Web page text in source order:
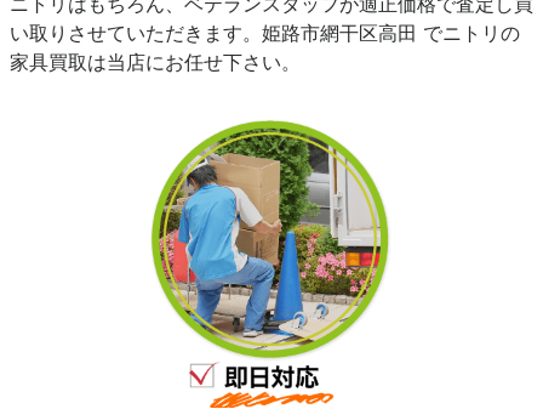
い取りさせていただきます。姫路市網干区高田 でニトリの
家具買取は当店にお任せ下さい。